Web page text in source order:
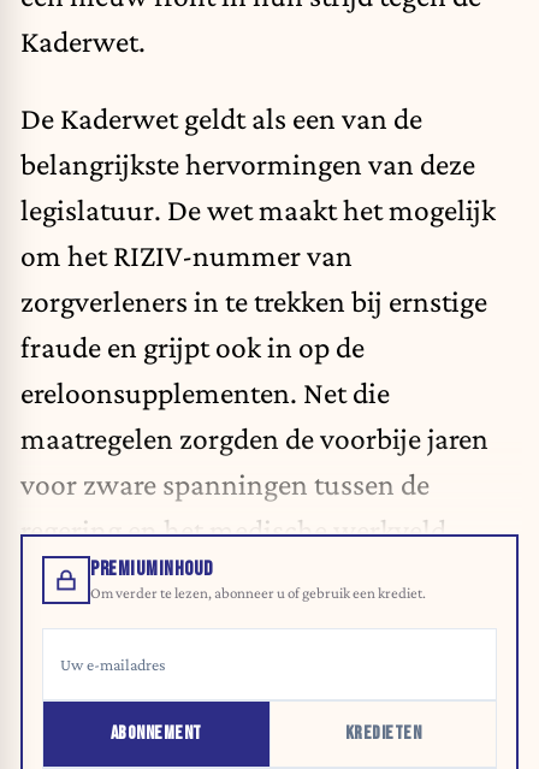
Kaderwet.
De Kaderwet geldt als een van de
belangrijkste hervormingen van deze
legislatuur. De wet maakt het mogelijk
om het RIZIV-nummer van
zorgverleners in te trekken bij ernstige
fraude en grijpt ook in op de
ereloonsupplementen. Net die
maatregelen zorgden de voorbije jaren
voor zware spanningen tussen de
regering en het medische werkveld.
PREMIUMINHOUD
Om verder te lezen, abonneer u of gebruik een krediet.
ABONNEMENT KREDIETEN